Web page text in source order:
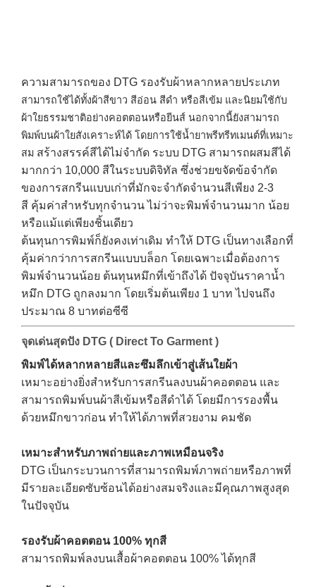
ความสามารถของ DTG รองรับผ้าหลากหลายประเภท
สามารถใช้ได้ทั้งผ้าสีขาว สีอ่อน สีดำ หรือสีเข้ม และนิยมใช้กับ
ผ้าใยธรรมชาติอย่างคอตตอนหรือยีนส์ นอกจากนี้ยังสามารถ
พิมพ์บนผ้าใยสังเคราะห์ได้ โดยการใช้น้ำยาพรีทรีทเมนต์ที่เหมาะ
สม สร้างสรรค์สีได้ไม่จำกัด ระบบ DTG สามารถผสมสีได้
มากกว่า 10,000 สีในระบบดิจิทัล ซึ่งช่วยขจัดข้อจำกัด
ของการสกรีนแบบเก่าที่มักจะจำกัดจำนวนสีเพียง 2-3
สี คุ้มค่าสำหรับทุกจำนวนไม่ว่าจะพิมพ์จำนวนมาก น้อย
หรือแม้แต่เพียงชิ้นเดียว
ต้นทุนการพิมพ์ก็ยังคงเท่าเดิม ทำให้ DTG เป็นทางเลือกที่
คุ้มค่ากว่าการสกรีนแบบบล็อก โดยเฉพาะเมื่อต้องการ
พิมพ์จำนวนน้อย ต้นทุนหมึกที่เข้าถึงได้ ปัจจุบันราคาน้ำ
หมึก DTG ถูกลงมาก โดยเริ่มต้นเพียง 1 บาท ไปจนถึง
ประมาณ 8 บาทต่อซีซี
จุดเด่นสุดปัง DTG ( Direct To Garment )
พิมพ์ได้หลากหลายสีและซึมลึกเข้าสู่เส้นใยผ้า
เหมาะอย่างยิ่งสำหรับการสกรีนลงบนผ้าคอตตอน และ
สามารถพิมพ์บนผ้าสีเข้มหรือสีดำได้ โดยมีการรองพื้น
ด้วยหมึกขาวก่อน ทำให้ได้ภาพที่สวยงาม คมชัด
เหมาะสำหรับภาพถ่ายและภาพเหมือนจริง
DTG เป็นกระบวนการที่สามารถพิมพ์ภาพถ่ายหรือภาพที่
มีรายละเอียดซับซ้อนได้อย่างสมจริงและมีคุณภาพสูงสุด
ในปัจจุบัน
รองรับผ้าคอตตอน 100% ทุกสี
สามารถพิมพ์ลงบนเสื้อผ้าคอตตอน 100% ได้ทุกสี